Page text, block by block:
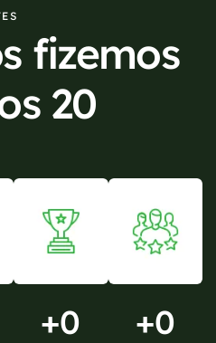
fizemos
20
+0 +0